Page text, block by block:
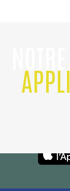
27, av d’Eylau -
01 53 70 16 25